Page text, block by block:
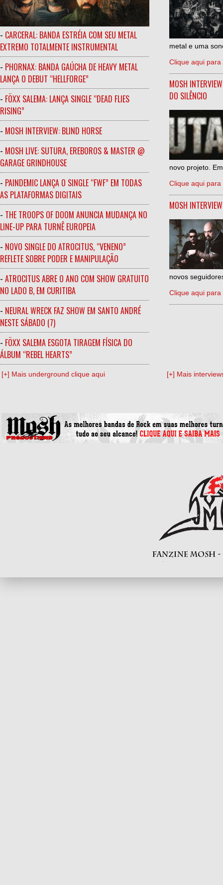
- CARCERAL: BANDA ESTRÉIA COM SEU METAL
EXTREMO TOTALMENTE INSTRUMENTAL
- PHORNAX: BANDA GAÚCHA DE HEAVY METAL
LANÇA O DEBUT “HELLFORGE”
- FÖXX SALEMA: LANÇA SINGLE “DEAD FLIES
RISING”
- MOSH INTERVIEW: BLIND HORSE
- MOSH LIVE: SUTURA, EREBOROS & MASTER @
GARAGE GRINDHOUSE
- PAINDEMIC LANÇA O SINGLE “FWF” EM TODAS
AS PLATAFORMAS DIGITAIS
- THE TROOPS OF DOOM ANUNCIA MUDANÇA NO
LINE-UP PARA TURNÊ EUROPEIA
- NOVO SINGLE DO ATROCITUS, “VENENO”
REFLETE SOBRE PODER E MANIPULAÇÃO
- ATROCITUS ABRE O ANO COM SHOW GRATUITO
NO LADO B, EM CURITIBA
- NEURAL WRECK FAZ SHOW EM SANTO ANDRÉ
NESTE SÁBADO (7)
- FÖXX SALEMA ESGOTA TIRAGEM FÍSICA DO
ÁLBUM “REBEL HEARTS”
metal e uma
Clique aqui para
MOSH
DO SILÊNCIO
novo projeto.
Clique aqui para
MOSH
novos
Clique aqui para
[+] Mais underground clique aqui [+] Mais